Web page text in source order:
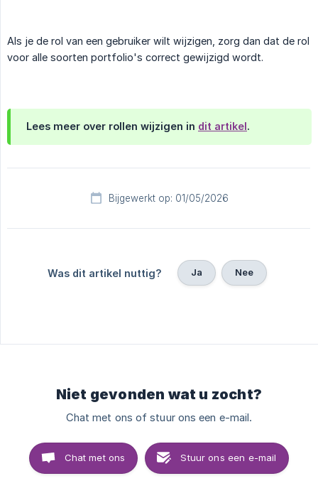
Als je de rol van een gebruiker wilt wijzigen, zorg dan dat de rol
voor alle soorten portfolio's correct gewijzigd wordt.
Lees meer over rollen wijzigen in dit artikel.
Bijgewerkt op: 01/05/2026
Was dit artikel nuttig? Ja Nee
Niet gevonden wat u zocht?
Chat met ons of stuur ons een e-mail.
Chat met ons Stuur ons een e-mail